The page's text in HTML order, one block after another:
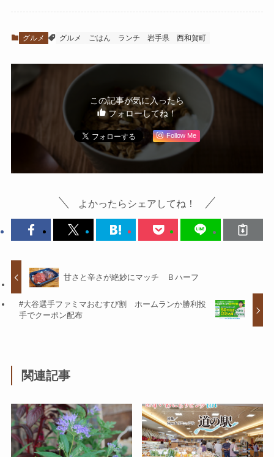
グルメ グルメ ごはん ランチ 岩手県 西和賀町
この記事が気に入ったら
フォローしてね！
Follow Me
よかったらシェアしてね！
甘さと辛さが絶妙にマッチ Ｂハーフ
#大谷選手ファミマおむすび割 ホームランか勝利投
手でクーポン配布
関連記事